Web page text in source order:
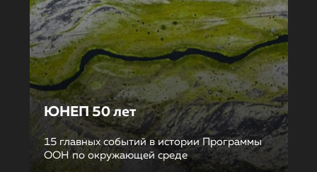
ЮНЕП 50 лет
15 главных событий в истории Программы
ООН по окружающей среде